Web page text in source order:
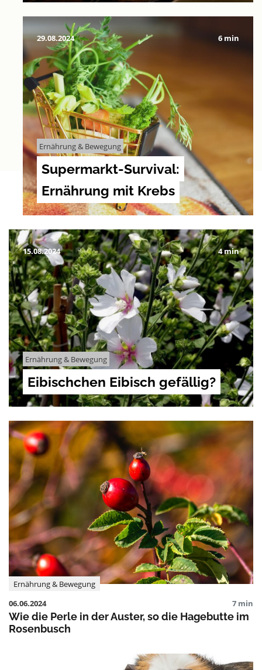
29.08.2024 6 min
Ernährung & Bewegung
Supermarkt-Survival:
Ernährung mit Krebs
15.08.2024 4 min
Ernährung & Bewegung
Eibischchen Eibisch gefällig?
Ernährung & Bewegung
06.06.2024
7 min
Wie die Perle in der Auster, so die Hagebutte im
Rosenbusch